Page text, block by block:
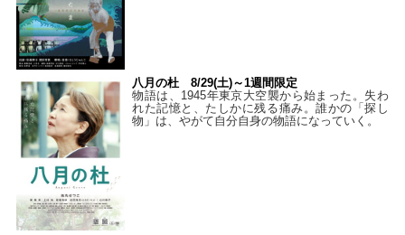
八月の杜 8/29(土)～1週間限定
物語は、1945年東京大空襲から始まった。失わ
れた記憶と、たしかに残る痛み。誰かの「探し
物」は、やがて自分自身の物語になっていく。